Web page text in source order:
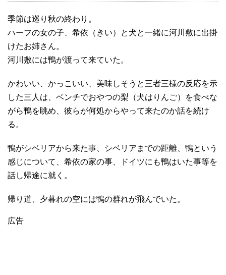
季節は巡り秋の終わり。
ハーフの女の子、希依（きい）と犬と一緒に河川敷に出掛
けたお姉さん。
河川敷には鴨が渡って来ていた。
かわいい、かっこいい、美味しそうと三者三様の反応を示
した三人は、ベンチでおやつの梨（犬はりんご）を食べな
がら鴨を眺め、彼らが何処からやって来たのか話を続け
る。
鴨がシベリアから来た事、シベリアまでの距離、鴨という
感じについて、希依の家の事、ドイツにも鴨はいた事等を
話し帰途に就く。
帰り道、夕暮れの空には鴨の群れが飛んでいた。
広告